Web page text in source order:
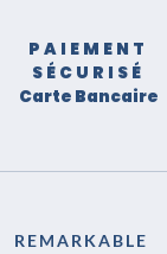
PAIEMENT
SÉCURISÉ
Carte Bancaire
REMARKABLE